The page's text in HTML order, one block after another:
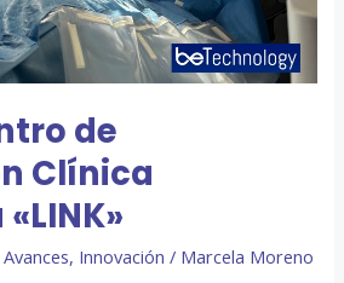
de
Clínica
Avances, Innovación / Marcela Moreno